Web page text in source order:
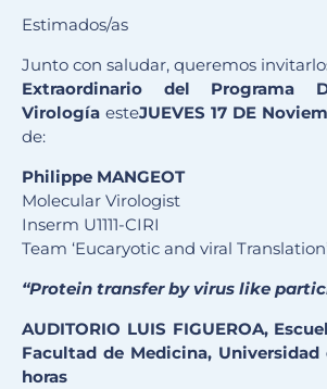
Estimados/as
Junto con saludar, queremos
Extraordinario del Programa
Virología esteJUEVES 17 DE
de:
Philippe MANGEOT
Molecular Virologist
Inserm U1111-CIRI
Team ‘Eucaryotic and viral
“Protein transfer byvirus like
AUDITORIO LUIS FIGUEROA,
Facultad de Medicina, Universidad
horas